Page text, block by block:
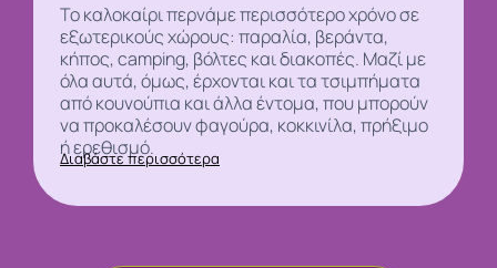
Το καλοκαίρι περνάμε περισσότερο χρόνο σε
εξωτερικούς χώρους: παραλία, βεράντα,
κήπος, camping, βόλτες και διακοπές. Μαζί με
όλα αυτά, όμως, έρχονται και τα τσιμπήματα
απόκουνούπια και άλλα έντομα, που μπορούν
να προκαλέσουν φαγούρα, κοκκινίλα, πρήξιμο
ή ερεθισμό.
Διαβάστε περισσότερα